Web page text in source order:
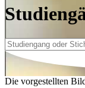
Die vorgestellten